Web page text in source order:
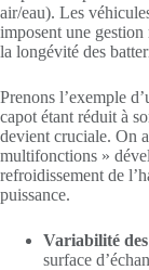
air/eau). Les
imposent une
la longévité des
Prenons l’exemple
capot étant réduit à
devient cruciale. On
multifonctions »
refroidissement de
puissance.
Variabilité
surface